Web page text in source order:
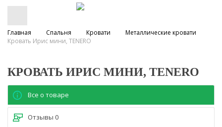
Главная Спальня Кровати
Металлические кровати
Кровать Ирис мини, TENERO
КРОВАТЬ ИРИС МИНИ, TENERO
Все о товаре
Отзывы 0